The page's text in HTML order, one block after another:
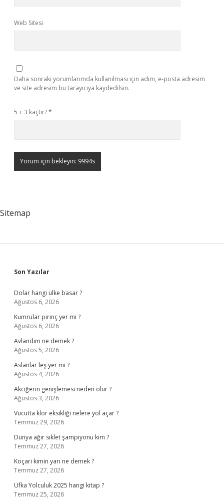
Web Sitesi
Daha sonraki yorumlarımda kullanılması için adım, e-posta adresim
ve site adresim bu tarayıcıya kaydedilsin.
5 + 3 kaçtır?*
Sitemap
Sidebar
Son Yazılar
Dolar hangi ülke basar ?
Ağustos 6, 2026
Kumrular pirinç yer mi ?
Ağustos 6, 2026
Avlandım ne demek ?
Ağustos 5, 2026
Aslanlar leş yer mi ?
Ağustos 4, 2026
Akciğerin genişlemesi neden olur ?
Ağustos 3, 2026
Vücutta klor eksikliği nelere yol açar ?
Temmuz 29, 2026
Dünya ağır sıklet şampiyonu kim ?
Temmuz 27, 2026
Koçari kimin yarı ne demek ?
Temmuz 27, 2026
Ufka Yolculuk 2025 hangi kitap ?
Temmuz 25, 2026